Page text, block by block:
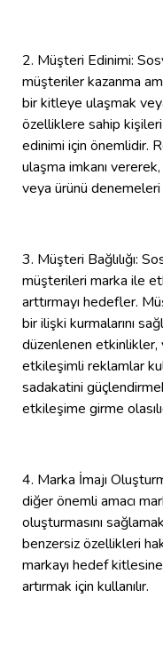
2. Müşteri Edinimi:
müşteriler kazanma
bir kitleye ulaşmak
özelliklere sahip
edinimi için önemlidir.
ulaşma imkanı
veya ürünü denemeleri
3. Müşteri Bağlılığı:
müşterileri marka ile
arttırmayı hedefler.
bir ilişki kurmalarını
düzenlenen etkinlikler,
etkileşimli reklamlar
sadakatini
etkileşime girme
4. Marka İmajı
diğer önemli amacı
oluşturmasını
benzersiz özellikleri
markayı hedef
artırmak için kullanılır.